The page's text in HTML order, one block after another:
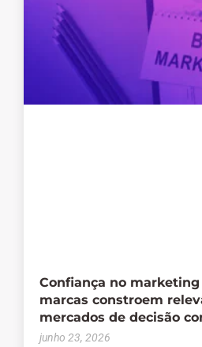
Confiança no marketing
marcas constroem
mercados de decisão
junho 23, 2026